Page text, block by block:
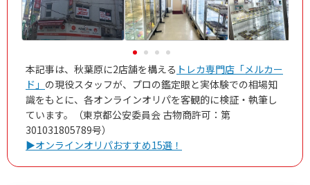
本記事は、秋葉原に2店舗を構える トレカ専門店「メルカー
ド」 の現役スタッフが、プロの鑑定眼と実体験での相場知
識をもとに、各オンラインオリパを客観的に検証・執筆し
ています。（東京都公安委員会 古物商許可：第
301031805789号）
▶オンラインオリパおすすめ15選！